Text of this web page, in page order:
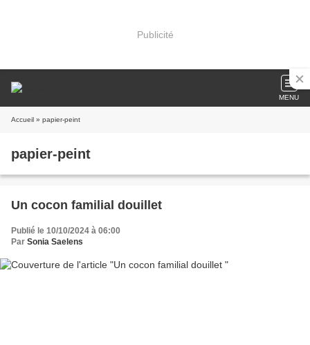
Publicité
MENU
Accueil » papier-peint
papier-peint
Un cocon familial douillet
Publié le 10/10/2024 à 06:00
Par Sonia Saelens